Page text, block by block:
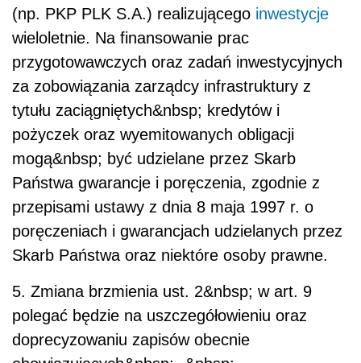
(np. PKP PLK S.A.) realizującego inwestycje
wieloletnie. Na finansowanie prac
przygotowawczych oraz zadań inwestycyjnych
za zobowiązania zarządcy infrastruktury z
tytułu zaciągniętych&nbsp; kredytów i
pożyczek oraz wyemitowanych obligacji
mogą&nbsp; być udzielane przez Skarb
Państwa gwarancje i poręczenia, zgodnie z
przepisami ustawy z dnia 8 maja 1997 r. o
poręczeniach i gwarancjach udzielanych przez
Skarb Państwa oraz niektóre osoby prawne.
5. Zmiana brzmienia ust. 2&nbsp; w art. 9
polegać będzie na uszczegółowieniu oraz
doprecyzowaniu zapisów obecnie